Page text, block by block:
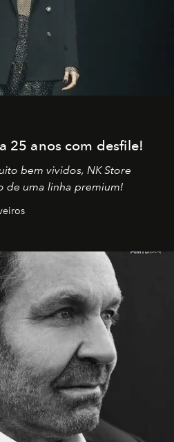
25 anos com desfile!
bem vividos, NK Store
de uma linha premium!